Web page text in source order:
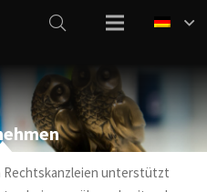
Rechtskanzleien unterstützt